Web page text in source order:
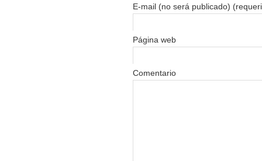
E-mail (no será publicado)
Página web
Comentario